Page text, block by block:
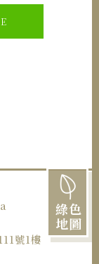
綠色
地圖
號1樓